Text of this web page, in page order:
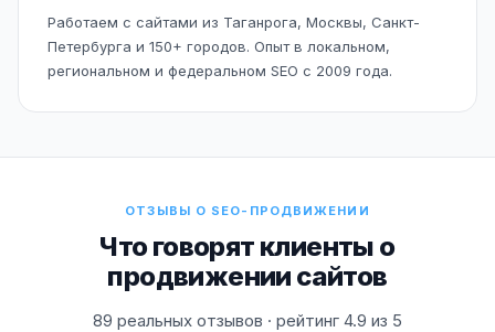
Работаем с сайтами из Таганрога, Москвы, Санкт-
Петербурга и 150+ городов. Опыт в локальном,
региональном и федеральном SEO с 2009 года.
ОТЗЫВЫ О SEO-ПРОДВИЖЕНИИ
Что говорят клиенты о
продвижении сайтов
89 реальных отзывов · рейтинг 4.9 из 5